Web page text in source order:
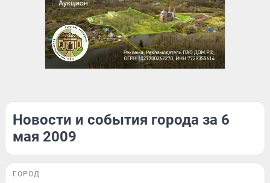
Новости и события города за 6
мая 2009
ГОРОД